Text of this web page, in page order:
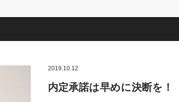
2019.10.12
内定承諾は早めに決断を！